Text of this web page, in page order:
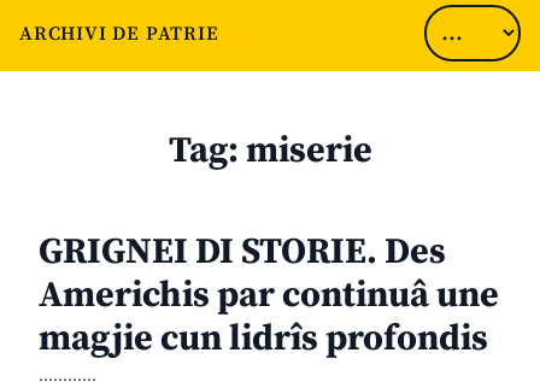
ARCHIVI DE PATRIE
Tag:miserie
GRIGNEI DI STORIE. Des
Americhis par continuâ une
magjie cun lidrîs profondis
............